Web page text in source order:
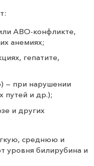
АВО-конфликте,
анемиях;
гепатите,
— при нарушении
путей и др.);
и других
среднюю и
уровня билирубина и